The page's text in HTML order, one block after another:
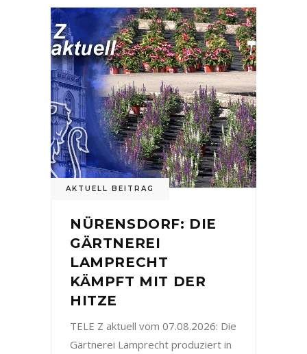
AKTUELL BEITRAG
NÜRENSDORF: DIE
GÄRTNEREI
LAMPRECHT
KÄMPFT MIT DER
HITZE
TELE Z aktuell vom 07.08.2026: Die
Gärtnerei Lamprecht produziert in